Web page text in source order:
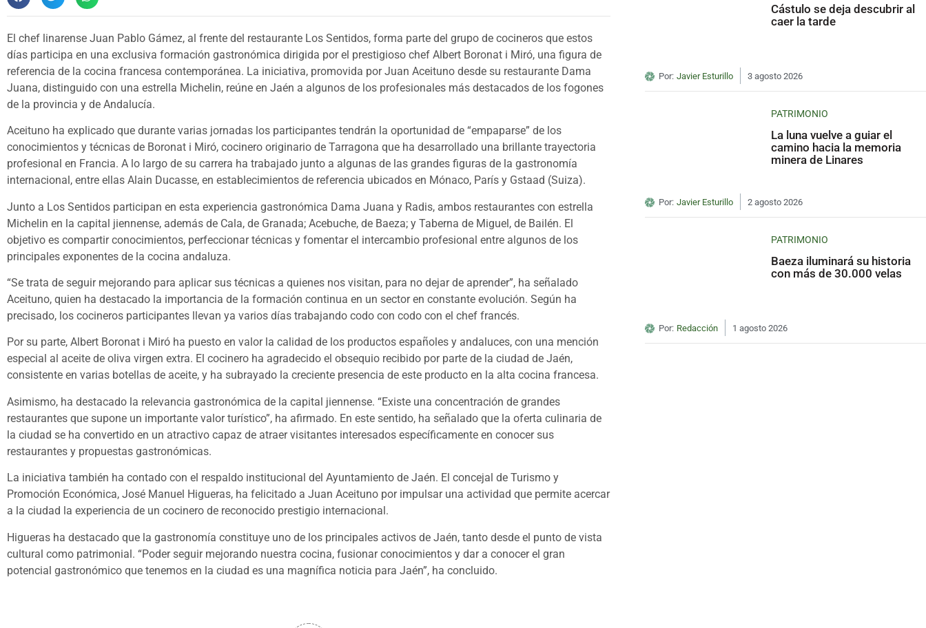
El chef linarense Juan Pablo Gámez, al frente del restaurante Los Sentidos, forma parte del grupo de cocineros que estos
días participa en una exclusiva formación gastronómica dirigida por el prestigioso chef Albert Boronat i Miró, una figura de
referencia de la cocina francesa contemporánea. La iniciativa, promovida por Juan Aceituno desde su restaurante Dama
Juana, distinguido con una estrella Michelin, reúne en Jaén a algunos de los profesionales más destacados de los fogones
de la provincia y de Andalucía.
Aceituno ha explicado que durante varias jornadas los participantes tendrán la oportunidad de “empaparse” de los
conocimientos y técnicas de Boronat i Miró, cocinero originario de Tarragona que ha desarrollado una brillante trayectoria
profesional en Francia. A lo largo de su carrera ha trabajado junto a algunas de las grandes figuras de la gastronomía
internacional, entre ellas Alain Ducasse, en establecimientos de referencia ubicados en Mónaco, París y Gstaad (Suiza).
Junto a Los Sentidos participan en esta experiencia gastronómica Dama Juana y Radis, ambos restaurantes con estrella
Michelin en la capital jiennense, además de Cala, de Granada; Acebuche, de Baeza; y Taberna de Miguel, de Bailén. El
objetivo es compartir conocimientos, perfeccionar técnicas y fomentar el intercambio profesional entre algunos de los
principales exponentes de la cocina andaluza.
“Se trata de seguir mejorando para aplicar sus técnicas a quienes nos visitan, para no dejar de aprender”, ha señalado
Aceituno, quien ha destacado la importancia de la formación continua en un sector en constante evolución. Según ha
precisado, los cocineros participantes llevan ya varios días trabajando codo con codo con el chef francés.
Por su parte, Albert Boronat i Miró ha puesto en valor la calidad de los productos españoles y andaluces, con una mención
especial al aceite de oliva virgen extra. El cocinero ha agradecido el obsequio recibido por parte de la ciudad de Jaén,
consistente en varias botellas de aceite, y ha subrayado la creciente presencia de este producto en la alta cocina francesa.
Asimismo, ha destacado la relevancia gastronómica de la capital jiennense. “Existe una concentración de grandes
restaurantes que supone un importante valor turístico”, ha afirmado. En este sentido, ha señalado que la oferta culinaria de
la ciudad se ha convertido en un atractivo capaz de atraer visitantes interesados específicamente en conocer sus
restaurantes y propuestas gastronómicas.
La iniciativa también ha contado con el respaldo institucional del Ayuntamiento de Jaén. El concejal de Turismo y
Promoción Económica, José Manuel Higueras, ha felicitado a Juan Aceituno por impulsar una actividad que permite acercar
a la ciudad la experiencia de un cocinero de reconocido prestigio internacional.
Higueras ha destacado que la gastronomía constituye uno de los principales activos de Jaén, tanto desde el punto de vista
cultural como patrimonial. “Poder seguir mejorando nuestra cocina, fusionar conocimientos y dar a conocer el gran
potencial gastronómico que tenemos en la ciudad es una magnífica noticia para Jaén”, ha concluido.
Cástulo se deja descubrir al
caer la tarde
Por: Javier Esturillo 3 agosto 2026
PATRIMONIO
La luna vuelve a guiar el
camino hacia la memoria
minera de Linares
Por: Javier Esturillo 2 agosto 2026
PATRIMONIO
Baeza iluminará su historia
con más de 30.000 velas
Por: Redacción 1 agosto 2026